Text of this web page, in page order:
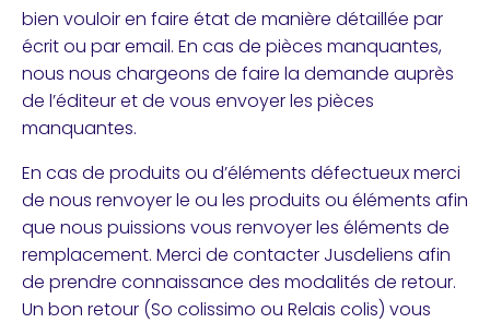
bien vouloir en faire état de manière détaillée par
écrit ou par email. En cas de pièces manquantes,
nous nous chargeons de faire la demande auprès
de l’éditeur et de vous envoyer les pièces
manquantes.
En cas de produits ou d’éléments défectueux merci
de nous renvoyer le ou les produits ou éléments afin
que nous puissions vous renvoyer les éléments de
remplacement. Merci de contacter Jusdeliens afin
de prendre connaissance des modalités de retour.
Un bon retour (So colissimo ou Relais colis) vous